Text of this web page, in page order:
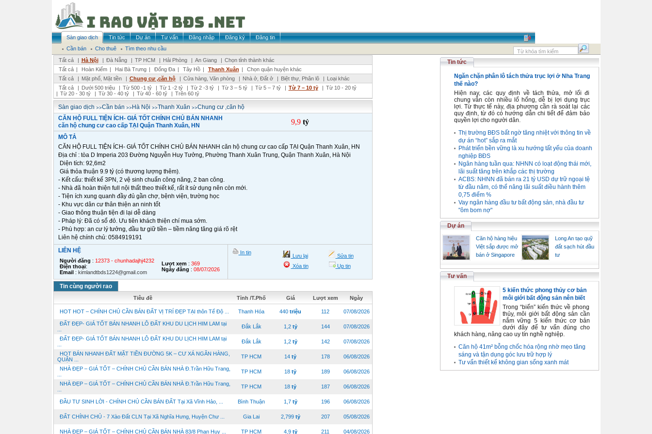
Sàn giao dịch Tin tức Dự án Tư vấn Đăng nhập Đăng ký
Đăng tin
Cần bán
Cho thuê
Tìm theo nhu cầu
Tất cả
| Hà Nội | Đà Nẵng | TP HCM | Hải Phòng | An Giang | Chọn tỉnh thành khác
Tất cả | Hoàn Kiếm | Hai Bà Trưng | Đống Đa | Tây Hồ | Thanh Xuân |
Chọn quận huyện khác
Tất cả
| Mặt phố, Mặt tiền | Chung cư ,căn hộ | Cửa hàng, Văn phòng | Nhà ở, Đất ở | Biệt thự, Phân lô | Loại khác
Tất cả
| Dưới 500 triệu | Từ 500 -1 tỷ | Từ 1 -2 tỷ | Từ 2 -3 tỷ | Từ 3 – 5 tỷ | Từ 5 – 7 tỷ | Từ 7 – 10 tỷ | Từ 10 - 20 tỷ
| Từ 20 - 30 tỷ | Từ 30 - 40 tỷ | Từ 40 - 60 tỷ | Trên 60 tỷ
Sàn giao dịch >>Cần bán >>Hà Nội >>Thanh Xuân >>Chung cư ,căn hộ
CĂN HỘ FULL TIỆN ÍCH- GIÁ TỐT CHÍNH CHỦ BÁN NHANH
căn hộ chung cư cao cấp TẠI Quận Thanh Xuân, HN
9,9 tỷ
MÔ TẢ
CĂN HỘ FULL TIỆN ÍCH- GIÁ TỐT CHÍNH CHỦ BÁN NHANH căn hộ chung cư cao cấp TẠI Quận Thanh Xuân, HN
Địa chỉ : tòa D Imperia 203 Đường Nguyễn Huy Tưởng, Phường Thanh Xuân Trung, Quận Thanh Xuân, Hà Nội
Diện tích: 92,6m2
Giá thỏa thuận 9.9 tỷ (có thương lượng thêm).
- Kết cấu: thiết kế 3PN, 2 vệ sinh chuẩn công năng, 2 ban công.
- Nhà đã hoàn thiện full nội thất theo thiết kế, rất ít sử dụng nên còn mới.
- Tiện ích xung quanh đầy đủ gần chợ, bệnh viện, trường học
- Khu vực dân cư thân thiện an ninh tốt
- Giao thông thuận tiện đi lại dễ dàng
- Pháp lý: Đã có sổ đỏ. Ưu tiên khách thiện chí mua sớm.
- Phù hợp: an cư lý tưởng, đầu tư giữ tiền – tiềm năng tăng giá rõ rệt
Liên hệ chính chủ: 0584919191
LIÊN HỆ
Người đăng : 12373 - chunhadajhj4232
Điện thoại:
Email: kimlandtbds1224@gmail.com
Lượt xem: 369
Ngày đăng : 08/07/2026
In tin
Lưu lại
Sửa tin
Xóa tin
Up tin
Tin cùng người rao
Tiêu đề Tỉnh /T.Phố Giá Lượt xem Ngày
HOT HOT – CHÍNH CHỦ CẦN BÁN ĐẤT VỊ TRÍ ĐẸP TẠI thôn Tế Độ ... Thanh Hóa 440 triệu 112 07/08/2026
ĐẤT ĐẸP- GIÁ TỐT BÁN NHANH LÔ ĐẤT KHU DU LỊCH HIM LAM tại
Đắk Lắk 1,2 tỷ 144 07/08/2026
ĐẤT ĐẸP- GIÁ TỐT BÁN NHANH LÔ ĐẤT KHU DU LỊCH HIM LAM tại
Đắk Lắk 1,2 tỷ 142 07/08/2026
HOT BÁN NHANH ĐẤT MẶT TIỀN ĐƯỜNG 5K – CƯ XÁ NGÂN HÀNG,
QUẬN ...
TP HCM 14 tỷ 178 06/08/2026
NHÀ ĐẸP – GIÁ TỐT – CHÍNH CHỦ CẦN BÁN NHÀ Đ.Trần Hữu Trang,
TP HCM 18 tỷ 189 06/08/2026
NHÀ ĐẸP – GIÁ TỐT – CHÍNH CHỦ CẦN BÁN NHÀ Đ.Trần Hữu Trang,
TP HCM 18 tỷ 187 06/08/2026
ĐẦU TƯ SINH LỜI - CHÍNH CHỦ CẦN BÁN ĐẤT Tại Xã Vĩnh Hảo, ... Bình Thuận 1,7 tỷ 196 06/08/2026
ĐẤT CHÍNH CHỦ - 7 Xào Đất CLN Tại Xã Nghĩa Hưng, Huyện Chư ... Gia Lai 2,799 tỷ 207 05/08/2026
NHÀ ĐẸP – GIÁ TỐT – CHÍNH CHỦ CẦN BÁN NHÀ 83/8 Phan Huy ... TP HCM 4,9 tỷ 211 04/08/2026
Tin tức
Ngăn chặn phân lô tách thửa trục lợi ở Nha Trang
thế nào?
Hiện nay, các quy định về tách thửa, mở lối đi
chung vẫn còn nhiều lổ hổng, dễ bị lợi dụng trục
lợi. Từ thực tế này, địa phương cần rà soát lại các
quy định, từ đó có hướng dẫn chi tiết để đảm bảo
quyền lợi cho người dân.
Thị trường BĐS bất ngờ tăng nhiệt với thông tin về
dự án “hot” sắp ra mắt
Phát triển bền vững là xu hướng tất yếu của doanh
nghiệp BĐS
Ngân hàng tuần qua: NHNN có loạt động thái mới,
lãi suất tăng trên khắp các thị trường
ACBS: NHNN đã bán ra 21 tỷ USD dự trữ ngoại tệ
từ đầu năm, có thể nâng lãi suất điều hành thêm
0,75 điểm %
Vay ngân hàng đầu tư bất động sản, nhà đầu tư
"ôm bom nợ"
Dự án
Căn hộ hàng hiệu
Việt sắp được mở
bán ở Singapore
Long An tạo quỹ
đất sạch hút đầu
tư
Tư vấn
5 kiến thức phong thủy cơ bản
môi giới bất động sản nên biết
Trong “biển” kiến thức về phong
thủy, môi giới bất động sản cần
nắm vững 5 kiến thức cơ bản
dưới đây để tư vấn đúng cho
khách hàng, nâng cao uy tín nghề nghiệp.
Căn hộ 41m² bỗng chốc hóa rộng nhờ mẹo tăng
sáng và tận dụng góc lưu trữ hợp lý
Tư vấn thiết kế không gian sống xanh mát